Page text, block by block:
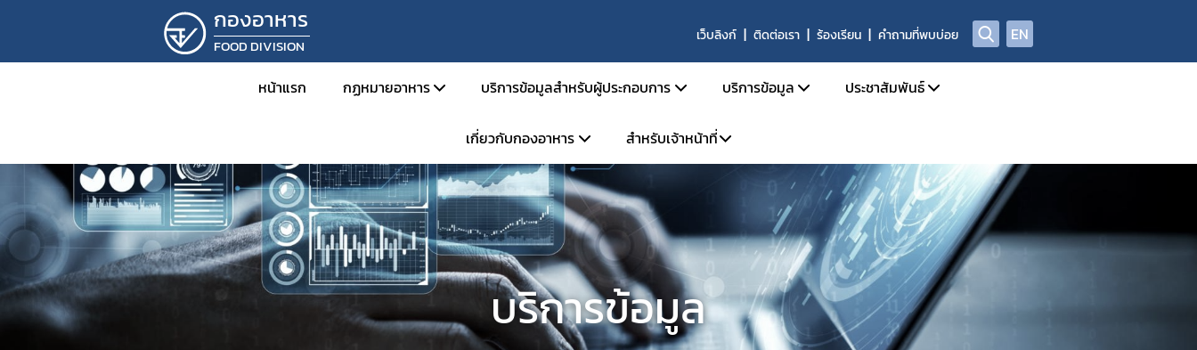
กองอาหาร
FOOD DIVISION
เว็บลิงก์ ติดต่อเรา ร้องเรียน คำถามที่พบบ่อย EN
หน้าแรก กฏหมายอาหาร
ข่าวสารด้านกฎหมายอาหาร
กฎหมายอาหารและกฎหมายลำดับรอง
พระราชบัญญัติอาหาร พ.ศ. 2522
กฎกระทรวงสาธารณสุข
ประกาศกระทรวงสาธารณสุข
ประกาศสำนักงานคณะกรรมการอาหารและยา
ระเบียบสำนักงานคณะกรรมการอาหารและยา
บริการข้อมูลสำหรับผู้ประกอบการ
คู่มือสำหรับประชาชน
การยื่นขออนุญาตด้านอาหาร
การขออนุญาต อย. สำหรับผลิตภัณฑ์ TOP HIT
หลักเกณฑ์ / ข้อกำหนด
ระบบ e-Submission
ระบบเลขเสมือน (FM,FG)
ระบบให้คำปรึกษาออนไลน์ (e-consult)
บริการข้อมูล
ตรวจสอบการอนุญาตผลิตภัณฑ์อาหาร
ข่าวสารด้านความปลอดภัยอาหาร
ผลิตภัณฑ์อาหารที่ผิดกฎหมาย และถูกถอนเลขสารบบ
ประกาศผลการตรวจพิสูจน์อาหาร
คู่มือ/สื่อเผยแพร่
คำถามที่พบบ่อย
ผู้เชี่ยวชาญ องค์กรผู้เชี่ยวชาญฯ ที่ขึ้นบัญชีกับ อย.
ประชาสัมพันธ์
ข่าวสารประชาสัมพันธ์
ข่าวสารด้านกฎหมายอาหาร
ข่าวสารด้านความปลอดภัยอาหาร
การอบรม / สัมมนา
รับสมัครงาน
ปฏิทินกิจกรรม
เกี่ยวกับกองอาหาร
โครงสร้างหน่วยงาน
วิสัยทัศน์ พันธกิจ
การดำเนินงานองค์กรคุณธรรมต้นแบบ
สำหรับเจ้าหน้าที่
ระบบ e-saraban
จองห้องประชุม
แบบฟอร์ม
บริการข้อมูล